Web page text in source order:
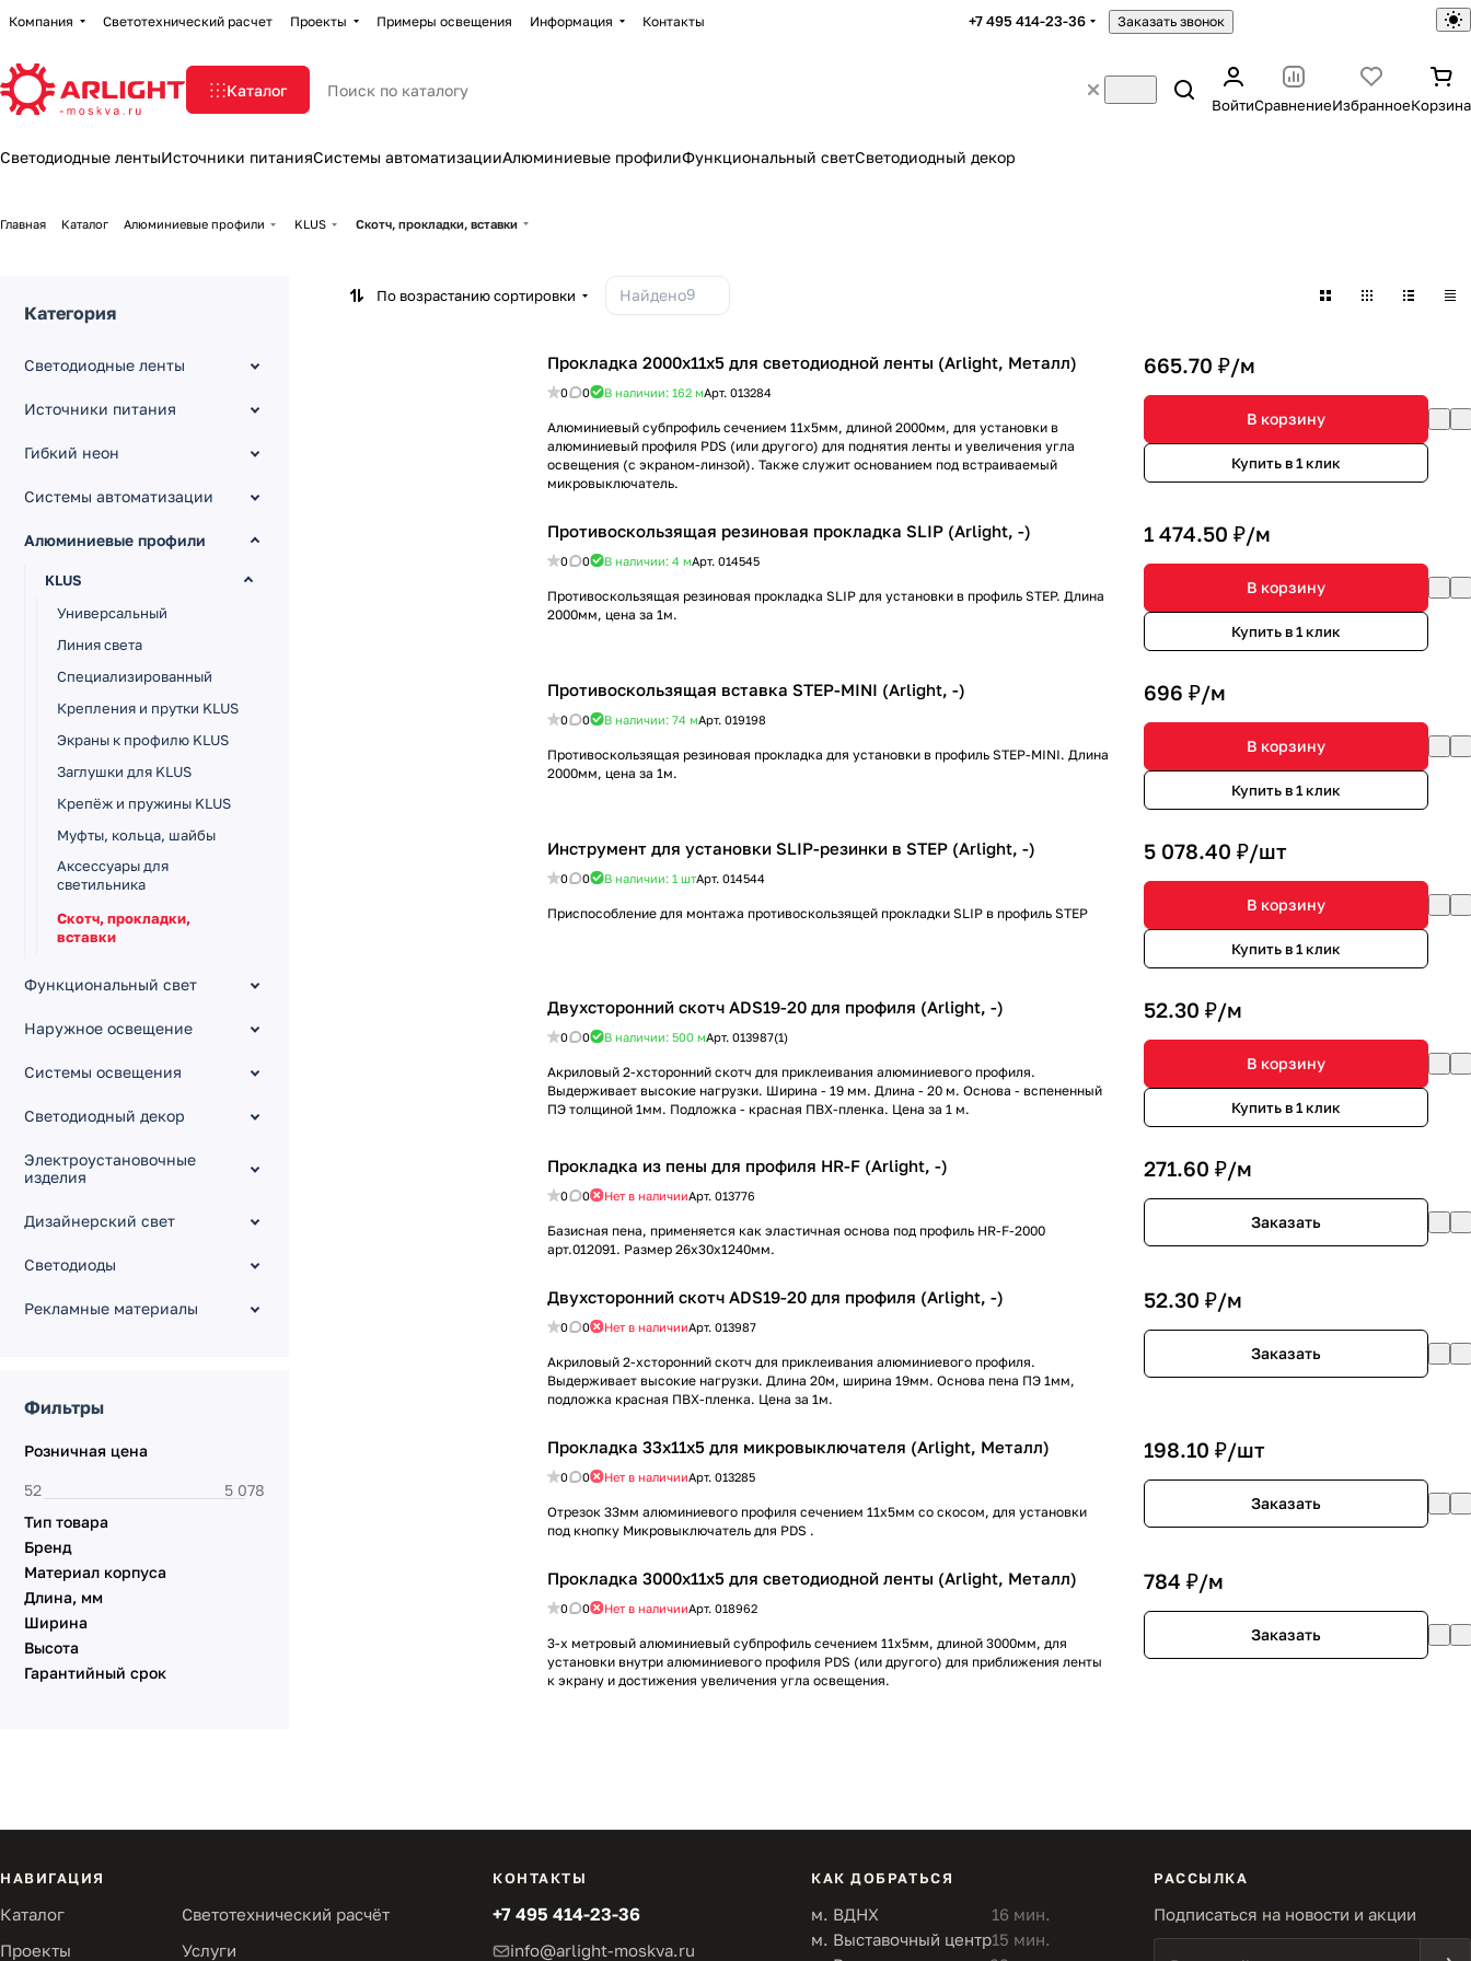
Компания Светотехнический расчет Проекты Примеры освещения Информация Контакты +7 495 414-23-36 Заказать звонок
Каталог
ВойтиСравнениеИзбранноеКорзина
Светодиодные лентыИсточники питанияСистемы автоматизацииАлюминиевые профилиФункциональный светСветодиодный декор
Главная Каталог Алюминиевые профили KLUS Скотч, прокладки, вставки
По возрастанию сортировки Найдено9
Прокладка 2000х11x5 для светодиодной ленты (Arlight, Металл)
0 0 В наличии: 162 мАрт. 013284
Алюминиевый субпрофиль сечением 11х5мм, длиной 2000мм, для установки в
алюминиевый профиля PDS (или другого) для поднятия ленты и увеличения угла
освещения (с экраном-линзой). Также служит основанием под встраиваемый
микровыключатель.
665.70 ₽/м
В корзину
Купить в 1 клик
Противоскользящая резиновая прокладка SLIP (Arlight, -)
0 0 В наличии: 4 мАрт. 014545
Противоскользящая резиновая прокладка SLIP для установки в профиль STEP. Длина
2000мм, цена за 1м.
1 474.50 ₽/м
В корзину
Купить в 1 клик
Противоскользящая вставка STEP-MINI (Arlight, -)
0 0 В наличии: 74 мАрт. 019198
Противоскользящая резиновая прокладка для установки в профиль STEP-MINI. Длина
2000мм, цена за 1м.
696 ₽/м
В корзину
Купить в 1 клик
Инструмент для установки SLIP-резинки в STEP (Arlight, -)
0 0 В наличии: 1 штАрт. 014544
Приспособление для монтажа противоскользящей прокладки SLIP в профиль STEP
5 078.40 ₽/шт
В корзину
Купить в 1 клик
Двухсторонний скотч ADS19-20 для профиля (Arlight, -)
0 0 В наличии: 500 мАрт. 013987(1)
Акриловый 2-хсторонний скотч для приклеивания алюминиевого профиля.
Выдерживает высокие нагрузки. Ширина - 19 мм. Длина - 20 м. Основа - вспененный
ПЭ толщиной 1мм. Подложка - красная ПВХ-пленка. Цена за 1 м.
52.30 ₽/м
В корзину
Купить в 1 клик
Прокладка из пены для профиля HR-F (Arlight, -)
0 0 Нет в наличииАрт. 013776
Базисная пена, применяется как эластичная основа под профиль HR-F-2000
арт.012091. Размер 26х30х1240мм.
271.60 ₽/м
Заказать
Двухсторонний скотч ADS19-20 для профиля (Arlight, -)
0 0 Нет в наличииАрт. 013987
Акриловый 2-хсторонний скотч для приклеивания алюминиевого профиля.
Выдерживает высокие нагрузки. Длина 20м, ширина 19мм. Основа пена ПЭ 1мм,
подложка красная ПВХ-пленка. Цена за 1м.
52.30 ₽/м
Заказать
Прокладка 33х11x5 для микровыключателя (Arlight, Металл)
0 0 Нет в наличииАрт. 013285
Отрезок 33мм алюминиевого профиля сечением 11х5мм со скосом, для установки
под кнопку Микровыключатель для PDS .
198.10 ₽/шт
Заказать
Прокладка 3000х11x5 для светодиодной ленты (Arlight, Металл)
0 0 Нет в наличииАрт. 018962
3-х метровый алюминиевый субпрофиль сечением 11х5мм, длиной 3000мм, для
установки внутри алюминиевого профиля PDS (или другого) для приближения ленты
к экрану и достижения увеличения угла освещения.
784 ₽/м
Заказать
Категория
Светодиодные ленты
Источники питания
Гибкий неон
Системы автоматизации
Алюминиевые профили
KLUS
Универсальный
Линия света
Специализированный
Крепления и прутки KLUS
Экраны к профилю KLUS
Заглушки для KLUS
Крепёж и пружины KLUS
Муфты, кольца, шайбы
Аксессуары для
светильника
Скотч, прокладки,
вставки
ARLIGHT ARH
Радиусный ARC [для
Для натяжных потолков
пластиковые WPH
ALM
Гипсокартонный модуль
светильников
Функциональный свет
Наружное освещение
Системы освещения
Светодиодный декор
Электроустановочные
изделия
Дизайнерский свет
Светодиоды
Рекламные материалы
Фильтры
Розничная цена
Тип товара
Бренд
Материал корпуса
Длина, мм
Ширина
Высота
Гарантийный срок
НАВИГАЦИЯ
Каталог
Светотехнический расчёт
Проекты
Услуги
КОНТАКТЫ
+7 495 414-23-36
info@arlight-moskva.ru
КАК ДОБРАТЬСЯ
м. ВДНХ
16 мин.
м. Выставочный центр15 мин.
РАССЫЛКА
Подписаться на новости и акции